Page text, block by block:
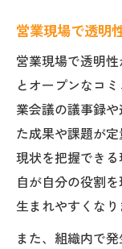
営業現場で透明
営業現場で透明
とオープンなコ
業会議の議事録
た成果や課題が
現状を把握でき
自が自分の役割
生まれやすくなり
また、組織内で